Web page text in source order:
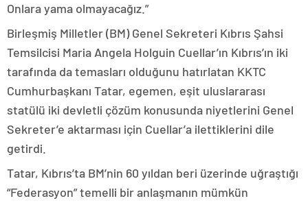
Onlara yama olmayacağız.”
Birleşmiş Milletler (BM) Genel Sekreteri Kıbrıs Şahsi
Temsilcisi Maria Angela Holguin Cuellar’ın Kıbrıs’ın iki
tarafında da temasları olduğunu hatırlatan KKTC
Cumhurbaşkanı Tatar, egemen, eşit uluslararası
statülü iki devletli çözüm konusunda niyetlerini Genel
Sekreter’e aktarması için Cuellar’a ilettiklerini dile
getirdi.
Tatar, Kıbrıs’ta BM’nin 60 yıldan beri üzerinde uğraştığı
“Federasyon” temelli bir anlaşmanın mümkün